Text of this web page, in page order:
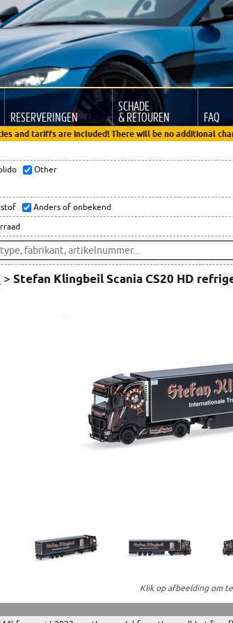
RESERVERINGEN
SCHADE
& RETOUREN FAQ
and tariffs are included! There will be no additional
Other
Anders of onbekend
> Stefan Klingbeil Scania CS20 HD
Klik op afbeelding om